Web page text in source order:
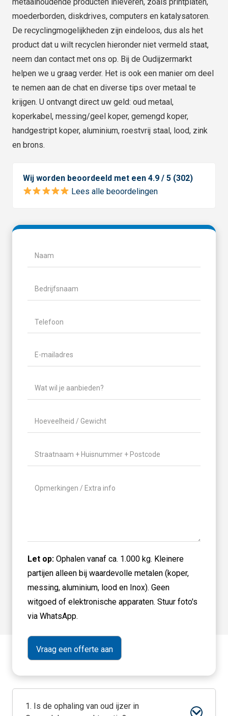
moederborden, diskdrives, computers en katalysatoren.
De recyclingmogelijkheden zijn eindeloos, dus als het
product dat u wilt recyclen hieronder niet vermeld staat,
neem dan contact met ons op. Bij de Oudijzermarkt
helpen we u graag verder. Het is ook een manier om deel
te nemen aan de chat en diverse tips over metaal te
krijgen. U ontvangt direct uw geld: oud metaal,
koperkabel, messing/geel koper, gemengd koper,
handgestript koper, aluminium, roestvrij staal, lood, zink
en brons.
Wij worden beoordeeld met een 4.9 / 5 (302)
Lees alle beoordelingen
Naam
Bedrijfsnaam
Telefoon
mailadres(Vereist)
Wat
wil
aanbieden?
Hoeveelheid
/
Locatie (Vereist)
Let op: Ophalen vanaf ca. 1.000 kg. Kleinere
partijen alleen bij waardevolle metalen (koper,
messing, aluminium, lood en Inox). Geen
witgoed of elektronische apparaten. Stuur foto's
via WhatsApp.
1. Is de ophaling van oud ijzer in